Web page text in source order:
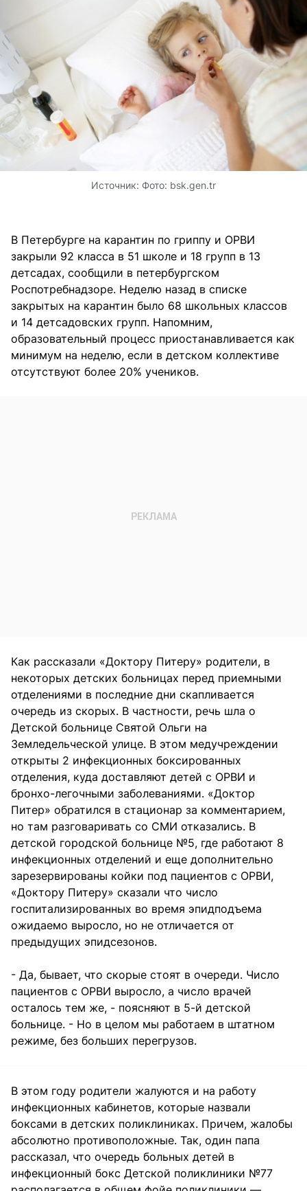
Источник: Фото: bsk.gen.tr
В Петербурге на карантин по гриппу и ОРВИ
закрыли 92 класса в 51 школе и 18 групп в 13
детсадах, сообщили в петербургском
Роспотребнадзоре. Неделю назад в списке
закрытых на карантин было 68 школьных классов
и 14 детсадовских групп. Напомним,
образовательный процесс приостанавливается как
минимум на неделю, если в детском коллективе
отсутствуют более 20% учеников.
Как рассказали «Доктору Питеру» родители, в
некоторых детских больницах перед приемными
отделениями в последние дни скапливается
очередь из скорых. В частности, речь шла о
Детской больнице Святой Ольги на
Земледельческой улице. В этом медучреждении
открыты 2 инфекционных боксированных
отделения, куда доставляют детей с ОРВИ и
бронхо-легочными заболеваниями. «Доктор
Питер» обратился в стационар за комментарием,
но там разговаривать со СМИ отказались. В
детской городской больнице №5, где работают 8
инфекционных отделений и еще дополнительно
зарезервированы койки под пациентов с ОРВИ,
«Доктору Питеру» сказали что число
госпитализированных во время эпидподъема
ожидаемо выросло, но не отличается от
предыдущих эпидсезонов.
- Да, бывает, что скорые стоят в очереди. Число
пациентов с ОРВИ выросло, а число врачей
осталось тем же, - поясняют в 5-й детской
больнице. - Но в целом мы работаем в штатном
режиме, без больших перегрузов.
В этом году родители жалуются и на работу
инфекционных кабинетов, которые назвали
боксами в детских поликлиниках. Причем, жалобы
абсолютно противоположные. Так, один папа
рассказал, что очередь больных детей в
инфекционный бокс Детской поликлиники №77